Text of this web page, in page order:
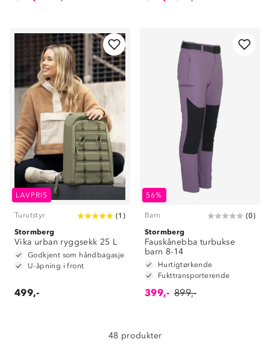
LAVPRIS
Turutstyr (1 )
Stormberg
Vika urban ryggsekk 25 L
Godkjent som håndbagasje
U-åpning i front
499,-
56%
Barn (0)
Stormberg
Fauskånebba turbukse
barn 8-14
Hurtigtørkende
Fukttransporterende
399,- 899,-
48 produkter
Kundeservice
Om Stormberg
Verdigrunnlag
Klima og miljø
Etisk handel
Dyreetikk
Trelagsprinsippet barn
Alt du trenger til Norgesferien
Dette trenger du til barnehagen